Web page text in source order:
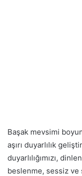
Başak mevsimi
aşırı duyarlılık
duyarlılığımızı,
beslenme, sessiz ve